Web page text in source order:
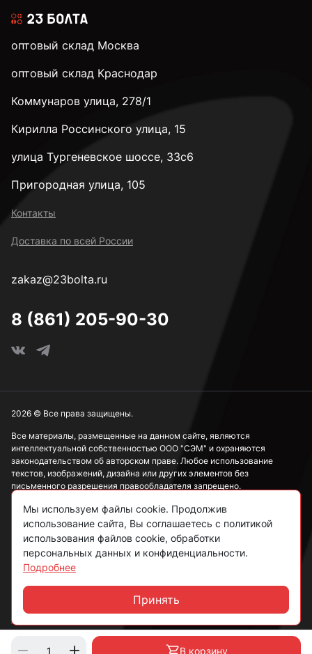
В корзину
оптовый склад Москва
оптовый склад Краснодар
Коммунаров улица, 278/1
Кирилла Россинского улица, 15
улица Тургеневское шоссе, 33с6
Пригородная улица, 105
Контакты
Доставка по всей России
zakaz@23bolta.ru
8 (861) 205-90-30
Все материалы, размещенные на данном сайте, являются
интеллектуальной собственностью ООО "СЭМ" и охраняются
законодательством об авторском праве. Любое использование
текстов, изображений, дизайна или других элементов без
письменного разрешения правообладателя запрещено.
Информация, представленная на сайте, носит исключительно
ознакомительный характер и не может рассматриваться как
публичная оферта в соответствии со ст. 437 ГК РФ.
Политика конфиденциальности
Согласие на обработку данных
Пользовательское соглашение
2026 © Все права защищены.
Мы используем файлы cookie. Продолжив
использование сайта, Вы соглашаетесь с политикой
использования файлов cookie, обработки
персональных данных и конфиденциальности.
Подробнее
Принять
Чат